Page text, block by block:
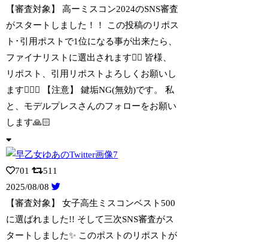
【審査対象】 高ーミスコン2024のSNS審査
がスタートしました！！ この投稿のリポス
ト･引用ポストで1位になる事が出来たら、
ファイナリストに選出されます❤️‍🔥 皆様、
リポスト、引用リポストよろしくお願いし
ます🙇🏻‍♀️ 【注意】 鍵垢NG(無効)です。 私
と、モデルプレスさんのフォローをお願い
します🙏🏻
701
511
2025/08/08
【審査対象】 女子高生ミスコンベスト500
に選ばれました!! そして三次SNS審査がス
タートしました✨️ このポストのリポストが